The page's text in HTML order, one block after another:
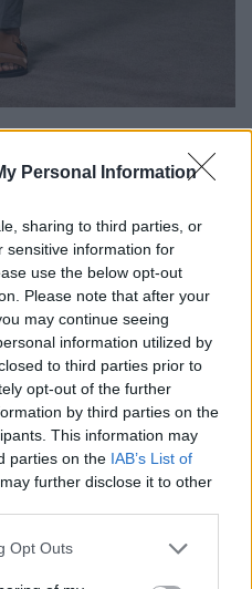
Personal Information
sharing to third parties, or
sensitive information for
use the below opt-out
Please note that after your
may continue seeing
information utilized by
to third parties prior to
opt-out of the further
by third parties on the
This information may
parties on the IAB’s List of
further disclose it to other
Opt Outs